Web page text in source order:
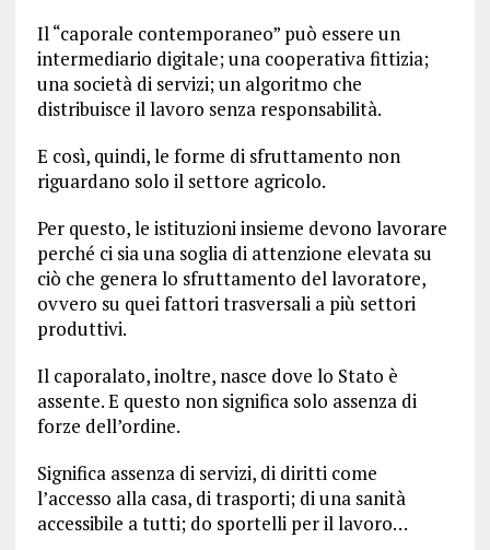
Il “caporale contemporaneo” può essere un
intermediario digitale; una cooperativa fittizia;
una società di servizi; un algoritmo che
distribuisce il lavoro senza responsabilità.
E così, quindi, le forme di sfruttamento non
riguardano solo il settore agricolo.
Per questo, le istituzioni insieme devono lavorare
perché ci sia una soglia di attenzione elevata su
ciò che genera lo sfruttamento del lavoratore,
ovvero su quei fattori trasversali a più settori
produttivi.
Il caporalato, inoltre, nasce dove lo Stato è
assente. E questo non significa solo assenza di
forze dell’ordine.
Significa assenza di servizi, di diritti come
l’accesso alla casa, di trasporti; di una sanità
accessibile a tutti; do sportelli per il lavoro…